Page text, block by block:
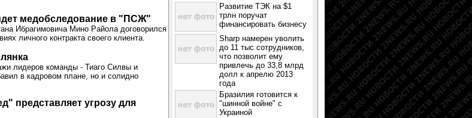
медобследование в "ПСЖ"
Ибрагимовича Мино Райола договорился
личного контракта своего клиента.
лидеров команды - Тиаго Силвы и
в кадровом плане, но и солидно
представляет угрозу для
Развитие ТЭК на $1
трлн поручат
финансировать бизнесу
Sharp намерен уволить
до 11 тыс сотрудников,
что позволит ему
привлечь до 33,8 млрд
долл к апрелю 2013
года
Бразилия готовится к
"шинной войне" с
Украиной